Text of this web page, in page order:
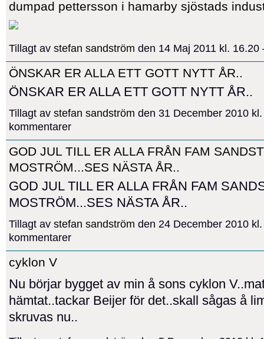
dumpad pettersson i hamarby sjöstads
Tillagt av stefan sandström den 14 Maj 2011 kl.
ÖNSKAR ER ALLA ETT GOTT NYTT ÅR..
ÖNSKAR ER ALLA ETT GOTT NYTT ÅR..
Tillagt av stefan sandström den 31 December 2010
kommentarer
GOD JUL TILL ER ALLA FRÅN FAM
MOSTRÖM...SES NÄSTA ÅR..
GOD JUL TILL ER ALLA FRÅN FAM
MOSTRÖM...SES NÄSTA ÅR..
Tillagt av stefan sandström den 24 December 2010
kommentarer
cyklon V
Nu börjar bygget av min å sons cyklon
hämtat..tackar Beijer för det..skall sågas å
skruvas nu..